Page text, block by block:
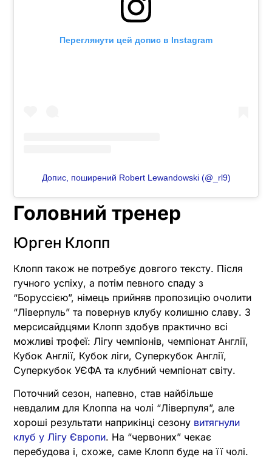
Переглянути цей допис в Instagram
Допис, поширений Robert Lewandowski (@_rl9)
Головний тренер
Юрген Клопп
Клопп також не потребує довгого тексту. Після
гучного успіху, а потім певного спаду з
“Боруссією”, німець прийняв пропозицію очолити
“Ліверпуль” та повернув клубу колишню славу. З
мерсисайдцями Клопп здобув практично всі
можливі трофеї: Лігу чемпіонів, чемпіонат Англії,
Кубок Англії, Кубок ліги, Суперкубок Англії,
Суперкубок УЄФА та клубний чемпіонат світу.
Поточний сезон, напевно, став найбільше
невдалим для Клоппа на чолі “Ліверпуля”, але
хороші результати наприкінці сезону витягнули
клуб у Лігу Європи. На “червоних” чекає
перебудова і, схоже, саме Клопп буде на її чолі.